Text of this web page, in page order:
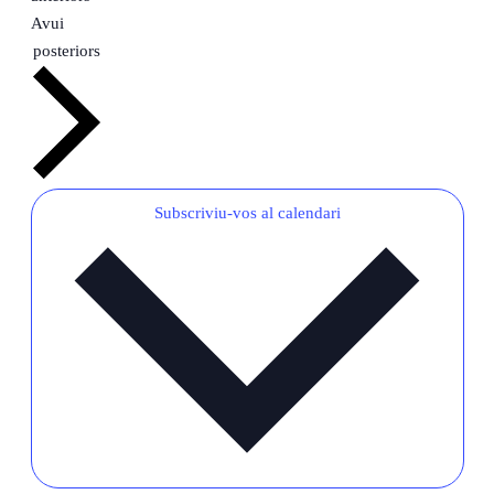
Avui
Esdeveniments
posteriors
Subscriviu-vos al calendari